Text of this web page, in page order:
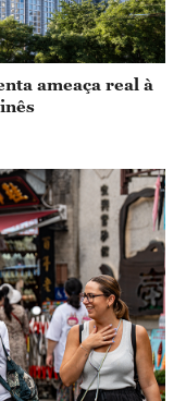
ameaça real à